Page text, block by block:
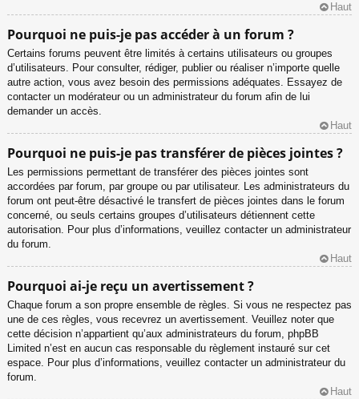
Haut
Pourquoi ne puis-je pas accéder à un forum ?
Certains forums peuvent être limités à certains utilisateurs ou groupes
d’utilisateurs. Pour consulter, rédiger, publier ou réaliser n’importe quelle
autre action, vous avez besoin des permissions adéquates. Essayez de
contacter un modérateur ou un administrateur du forum afin de lui
demander un accès.
Haut
Pourquoi ne puis-je pas transférer de pièces jointes ?
Les permissions permettant de transférer des pièces jointes sont
accordées par forum, par groupe ou par utilisateur. Les administrateurs du
forum ont peut-être désactivé le transfert de pièces jointes dans le forum
concerné, ou seuls certains groupes d’utilisateurs détiennent cette
autorisation. Pour plus d’informations, veuillez contacter un administrateur
du forum.
Haut
Pourquoi ai-je reçu un avertissement ?
Chaque forum a son propre ensemble de règles. Si vous ne respectez pas
une de ces règles, vous recevrez un avertissement. Veuillez noter que
cette décision n’appartient qu’aux administrateurs du forum, phpBB
Limited n’est en aucun cas responsable du règlement instauré sur cet
espace. Pour plus d’informations, veuillez contacter un administrateur du
forum.
Haut